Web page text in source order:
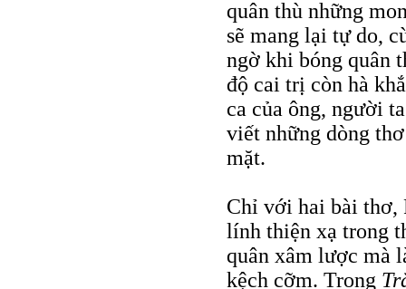
quân thù những
sẽ mang lại tự do,
ngờ khi bóng quân
độ cai trị còn hà
ca của ông, người
viết những dòng
mặt.
Chỉ với hai bài thơ,
lính thiện xạ trong
quân xâm lược mà
kệch cỡm. Trong